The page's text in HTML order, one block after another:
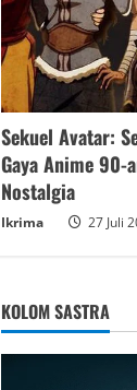
Sekuel Avatar:
Gaya Anime 90-
Nostalgia
Ikrima 27 Juli
KOLOM SASTRA